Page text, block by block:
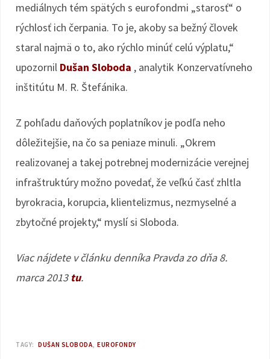
mediálnych tém spätých s eurofondmi „starosť“ o
rýchlosť ich čerpania. To je, akoby sa bežný človek
staral najmä o to, ako rýchlo minúť celú výplatu,“
upozornil Dušan Sloboda , analytik Konzervatívneho
inštitútu M. R. Štefánika.
Z pohľadu daňových poplatníkov je podľa neho
dôležitejšie, na čo sa peniaze minuli. „Okrem
realizovanej a takej potrebnej modernizácie verejnej
infraštruktúry možno povedať, že veľkú časť zhltla
byrokracia, korupcia, klientelizmus, nezmyselné a
zbytočné projekty,“ myslí si Sloboda.
Viac nájdete v článku denníka Pravda zo dňa 8.
marca 2013 tu.
TAGY: DUŠAN SLOBODA EUROFONDY